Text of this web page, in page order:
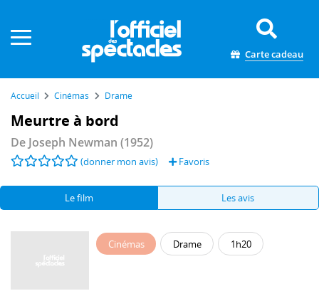
Carte cadeau
Accueil Cinémas Drame
Meurtre à bord
De Joseph Newman (1952)
(donner mon avis) Favoris
Le film Les avis
Cinémas Drame 1h20